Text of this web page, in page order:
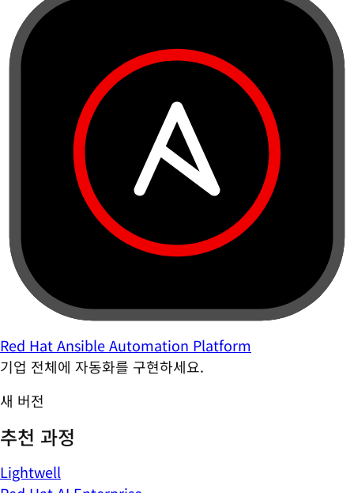
Red Hat Ansible Automation Platform
기업 전체에 자동화를 구현하세요.
새 버전
추천 과정
Lightwell